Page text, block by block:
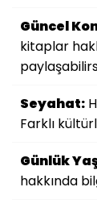
Güncel
kitaplar
Seyahat:
Farklı
Günlük
hakkında